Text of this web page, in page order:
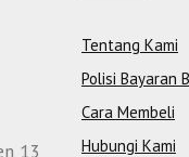
13
Tentang Kami
Polisi Bayaran
Cara Membeli
Hubungi Kami